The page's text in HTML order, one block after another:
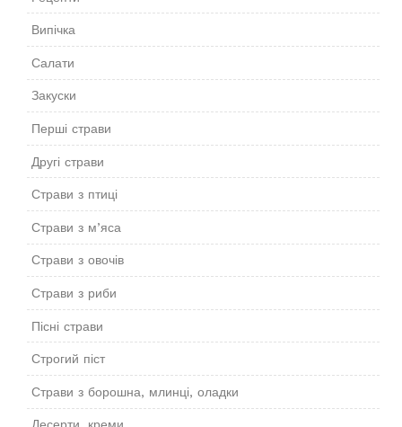
Випічка
Салати
Закуски
Перші страви
Другі страви
Страви з птиці
Страви з м’яса
Страви з овочів
Страви з риби
Пісні страви
Строгий піст
Страви з борошна, млинці, оладки